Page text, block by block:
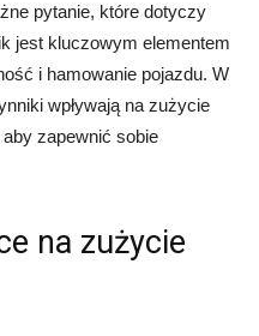
pytanie, które dotyczy
jest kluczowym elementem
i hamowanie pojazdu. W
wpływają na zużycie
zapewnić sobie
na zużycie